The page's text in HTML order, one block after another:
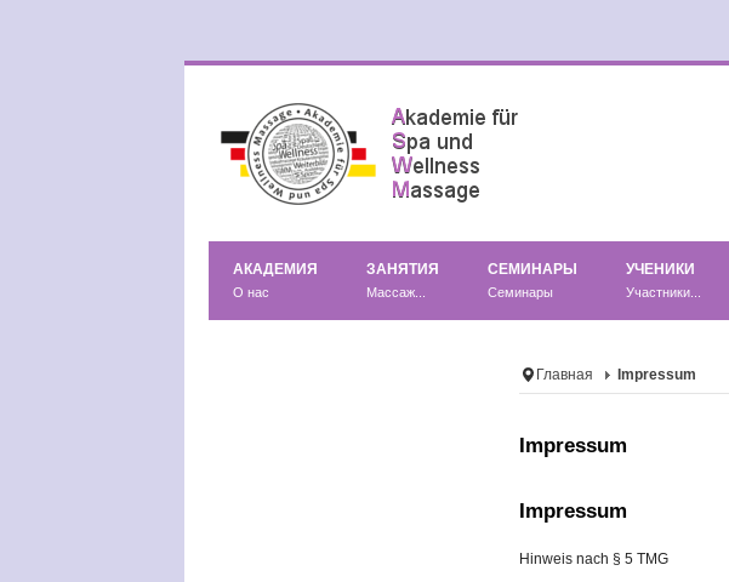
АКАДЕМИЯ
О нас
ЗАНЯТИЯ
Массаж...
СЕМИНАРЫ
Семинары
УЧЕНИКИ
Участники...
Главная Impressum
Impressum
Impressum
Hinweis nach § 5 TMG